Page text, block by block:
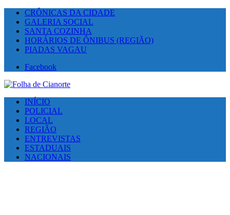
CRÔNICAS DA CIDADE
GALERIA SOCIAL
SANTA COZINHA
HORÁRIOS DE ÔNIBUS (REGIÃO)
PIADAS VAGAU
Facebook
INÍCIO
POLICIAL
LOCAL
REGIÃO
ENTREVISTAS
ESTADUAIS
NACIONAIS